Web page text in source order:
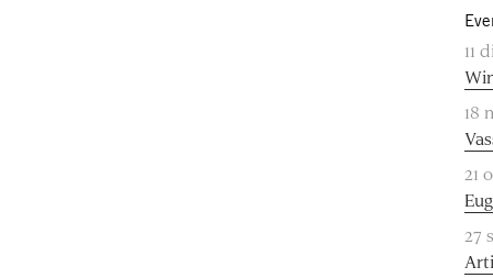
11
18
21
27